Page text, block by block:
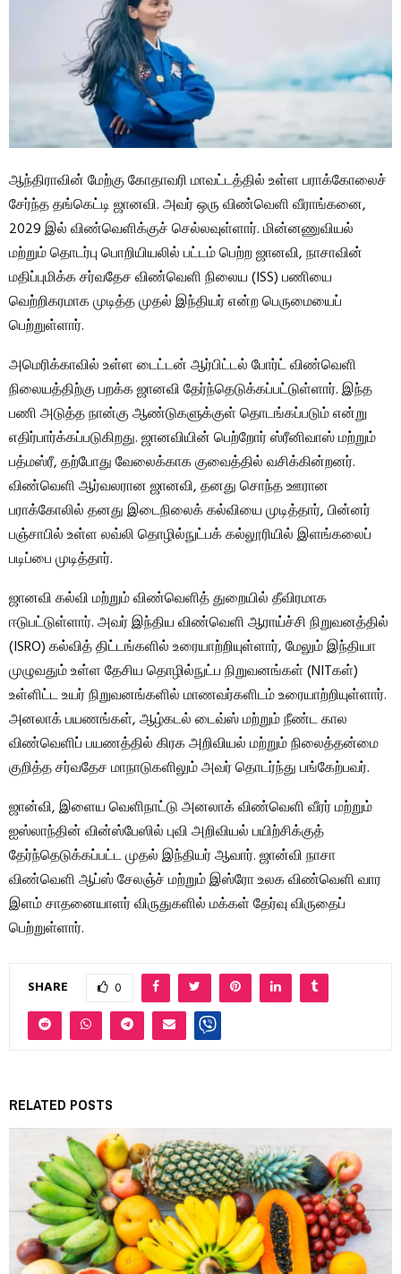
ஆந்திராவின் மேற்கு கோதாவரி மாவட்டத்தில் உள்ள பராக்கோலைச்
சேர்ந்த தங்கெட்டி ஜானவி. அவர் ஒரு விண்வெளி வீராங்கனை,
2029 இல் விண்வெளிக்குச் செல்லவுள்ளார். மின்னணுவியல்
மற்றும் தொடர்பு பொறியியலில் பட்டம் பெற்ற ஜானவி, நாசாவின்
மதிப்புமிக்க சர்வதேச விண்வெளி நிலைய (ISS) பணியை
வெற்றிகரமாக முடித்த முதல் இந்தியர் என்ற பெருமையைப்
பெற்றுள்ளார்.
அமெரிக்காவில் உள்ள டைட்டன் ஆர்பிட்டல் போர்ட் விண்வெளி
நிலையத்திற்கு பறக்க ஜானவி தேர்ந்தெடுக்கப்பட்டுள்ளார். இந்த
பணி அடுத்த நான்கு ஆண்டுகளுக்குள் தொடங்கப்படும் என்று
எதிர்பார்க்கப்படுகிறது. ஜானவியின் பெற்றோர் ஸ்ரீனிவாஸ் மற்றும்
பத்மஸ்ரீ, தற்போது வேலைக்காக குவைத்தில் வசிக்கின்றனர்.
விண்வெளி ஆர்வலரான ஜானவி, தனது சொந்த ஊரான
பராக்கோலில் தனது இடைநிலைக் கல்வியை முடித்தார், பின்னர்
பஞ்சாபில் உள்ள லவ்லி தொழில்நுட்பக் கல்லூரியில் இளங்கலைப்
படிப்பை முடித்தார்.
ஜானவி கல்வி மற்றும் விண்வெளித் துறையில் தீவிரமாக
ஈடுபட்டுள்ளார். அவர் இந்திய விண்வெளி ஆராய்ச்சி நிறுவனத்தில்
(ISRO) கல்வித் திட்டங்களில் உரையாற்றியுள்ளார், மேலும் இந்தியா
முழுவதும் உள்ள தேசிய தொழில்நுட்ப நிறுவனங்கள் (NITகள்)
உள்ளிட்ட உயர் நிறுவனங்களில் மாணவர்களிடம் உரையாற்றியுள்ளார்.
அனலாக் பயணங்கள், ஆழ்கடல் டைவ்ஸ் மற்றும் நீண்ட கால
விண்வெளிப் பயணத்தில் கிரக அறிவியல் மற்றும் நிலைத்தன்மை
குறித்த சர்வதேச மாநாடுகளிலும் அவர் தொடர்ந்து பங்கேற்பவர்.
ஜான்வி, இளைய வெளிநாட்டு அனலாக் விண்வெளி வீரர் மற்றும்
ஐஸ்லாந்தின் வின்ஸ்பேஸில் புவி அறிவியல் பயிற்சிக்குத்
தேர்ந்தெடுக்கப்பட்ட முதல் இந்தியர் ஆவார். ஜான்வி நாசா
விண்வெளி ஆப்ஸ் சேலஞ்ச் மற்றும் இஸ்ரோ உலக விண்வெளி வார
இளம் சாதனையாளர் விருதுகளில் மக்கள் தேர்வு விருதைப்
பெற்றுள்ளார்.
SHARE 0
RELATED POSTS